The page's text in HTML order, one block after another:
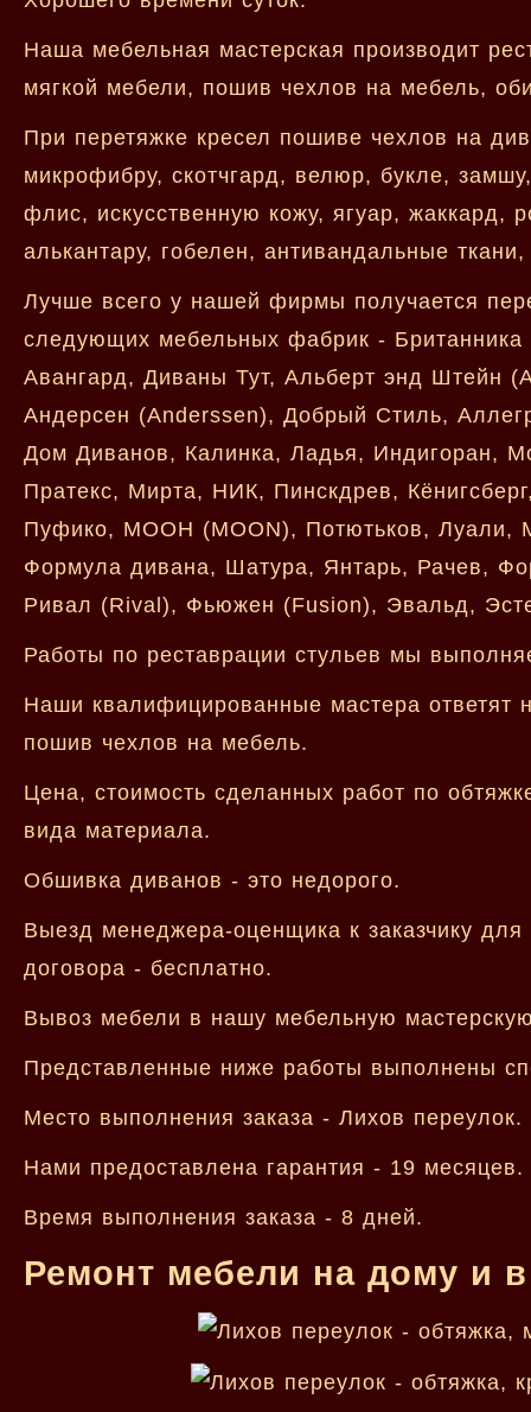
Наша мебельная мастерская производит
мягкой мебели, пошив чехлов на мебель,
При перетяжке кресел пошиве чехлов на
микрофибру, скотчгард, велюр, букле,
флис, искусственную кожу, ягуар, жаккард,
алькантару, гобелен, антивандальные ткани,
Лучше всего у нашей фирмы получается
следующих мебельных фабрик -
Авангард, Диваны Тут, Альберт энд Штейн
Андерсен (Anderssen), Добрый Стиль,
Дом Диванов, Калинка, Ладья, Индигоран,
Пратекс, Мирта, НИК, Пинскдрев,
Пуфико, МООН (MOON), Потютьков, Луали,
Формула дивана, Шатура, Янтарь, Рачев,
Ривал (Rival), Фьюжен (Fusion), Эвальд,
Работы по реставрации стульев мы
Наши квалифицированные мастера ответят
пошив чехлов на мебель.
Цена, стоимость сделанных работ по
вида материала.
Обшивка диванов - это недорого.
Выезд менеджера-оценщика к заказчику
договора - бесплатно.
Вывоз мебели в нашу мебельную
Представленные ниже работы выполнены
Место выполнения заказа - Лихов переулок.
Нами предоставлена гарантия - 19 месяцев.
Время выполнения заказа - 8 дней.
Ремонт мебели на дому и